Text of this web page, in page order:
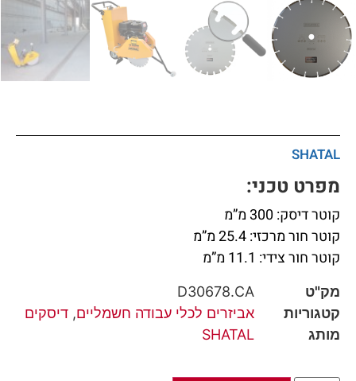
SHATAL
מפרט טכני:
קוטר דיסק: 300 מ”מ
קוטר חור מרכזי: 25.4 מ”מ
קוטר חור צידי: 11.1 מ”מ
מק"ט
D30678.CA
קטגוריות
אביזרים לכלי עבודה חשמליים, דיסקים
מותג
SHATAL